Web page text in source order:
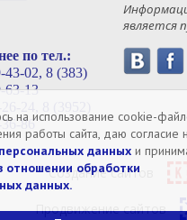
на использование cookie-
работы сайта, даю согласие
персональных данных и
отношении обработки
данных.
является
по тел.:
43-02, 8 (383)
63-13
86
Создание сайтов
Продвижение сайтов